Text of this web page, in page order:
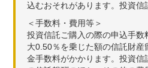
込むおそれがあります。投資
＜手数料・費用等＞
投資信託ご購入の際の申込手
大0.50％を乗じた額の信託財
金手数料がかかります。投資